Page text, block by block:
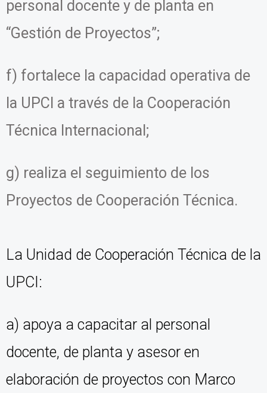
personal docente y de planta en
“Gestión de Proyectos”;
f) fortalece la capacidad operativa de
la UPCI a través de la Cooperación
Técnica Internacional;
g) realiza el seguimiento de los
Proyectos de Cooperación Técnica.
La Unidad de Cooperación Técnica de la
UPCI:
a) apoya a capacitar al personal
docente, de planta y asesor en
elaboración de proyectos con Marco